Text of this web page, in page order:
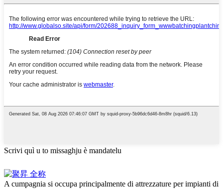
Scrivi quì u to missaghju è mandatelu
A cumpagnia si occupa principalmente di attrezzature per impianti di